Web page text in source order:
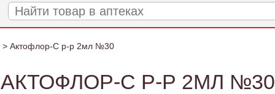
> Актофлор-С р-р 2мл №30
АКТОФЛОР-С Р-Р 2МЛ №30